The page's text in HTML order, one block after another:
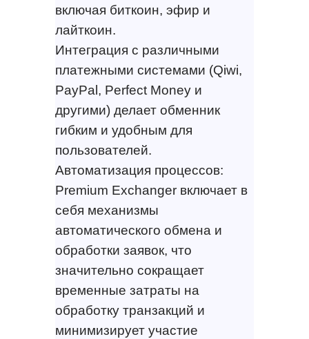
включая биткоин, эфир и
лайткоин.
Интеграция с различными
платежными системами (Qiwi,
PayPal, Perfect Money и
другими) делает обменник
гибким и удобным для
пользователей.
Автоматизация процессов:
Premium Exchanger включает в
себя механизмы
автоматического обмена и
обработки заявок, что
значительно сокращает
временные затраты на
обработку транзакций и
минимизирует участие